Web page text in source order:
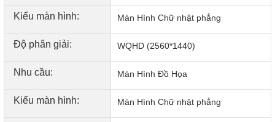
(2560 x 1440) sắc nét. Hỗ trợ 16.7 triệu màu giúp màu sắc
của hình ảnh tái tạo lại một cách chân thực. Góc nhìn rộng
178 độ dọc và 178 độ ngang nhờ vào tấm nền IPS hiện đại,
cho phép hình ảnh hiển thị rõ nét, chân thật ở mọi góc nhìn.
Kiểu màn hình: Màn Hình Chữ nhật phẳng
Độ phân giải: WQHD (2560*1440)
Nhu cầu: Màn Hình Đồ Họa
Kiểu màn hình: Màn Hình Chữ nhật phẳng